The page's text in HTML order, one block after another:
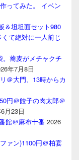
ってみた。 イベン
＆坦坦面セット980
て絶対に一人前じ
。蕎麦がメチャクチ
年7月8日
＠大門、13時からカ
円＠餃子の肉太郎＠
月23日
館＠麻布十番 2026
ァン)1100円＠柏宴